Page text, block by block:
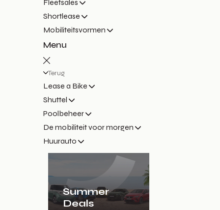
Fleetsales
Shortlease
Mobiliteitsvormen
Menu
Terug
Lease a Bike
Shuttel
Poolbeheer
De mobiliteit voor morgen
Huurauto
Summer
Deals